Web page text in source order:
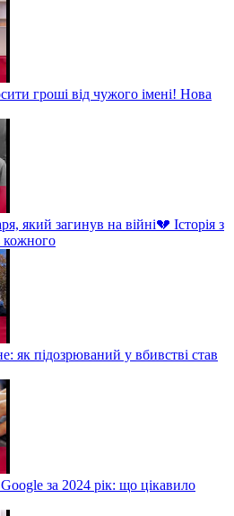
гроші від чужого імені! Нова
який загинув на війні💔 Історія з
як підозрюваний у вбивстві став
за 2024 рік: що цікавило